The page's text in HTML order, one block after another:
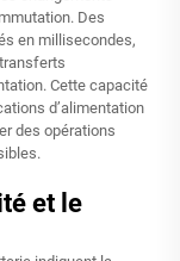
Des
en millisecondes,
Cette capacité
d’alimentation
des opérations
et le